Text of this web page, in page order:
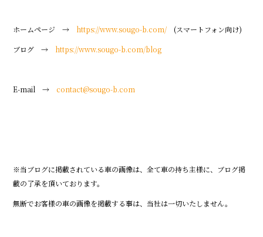
ホームページ → https://www.sougo-b.com/ (スマートフォン向け)
ブログ → https://www.sougo-b.com/blog
E-mail →contact@sougo-b.com
※当ブログに掲載されている車の画像は、全て車の持ち主様に、ブログ掲
載の了承を頂いております。
無断でお客様の車の画像を掲載する事は、当社は一切いたしません。